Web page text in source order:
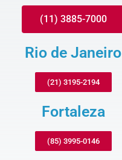
(11) 3885-7000
Rio de Janeiro
(21) 3195-2194
Fortaleza
(85) 3995-0146